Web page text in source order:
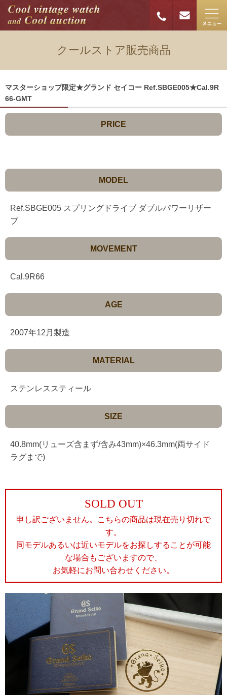
クールストア販売商品
マスターショップ限定★グランド セイコー Ref.SBGE005★Cal.9R
66-GMT
PRICE
MODEL
Ref.SBGE005 スプリングドライブ ダブルパワーリザー
ブ
MOVEMENT
Cal.9R66
AGE
2007年12月製造
MATERIAL
ステンレススティール
SIZE
40.8mm(リューズ含まず/含み43mm)×46.3mm(両サイド
ラグまで)
SOLD OUT
申し訳ございません。こちらの商品は現在売り切れで
す。
同モデルあるいは近いモデルをお探しすることが可能
な場合もございますので、
お気軽にお問い合わせください。